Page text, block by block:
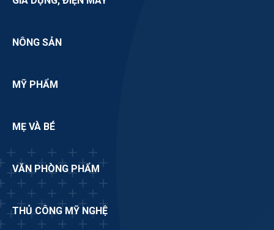
NÔNG SẢN
MỸ PHẨM
MẸ VÀ BÉ
VĂN PHÒNG PHẨM
THỦ CÔNG MỸ NGHỆ